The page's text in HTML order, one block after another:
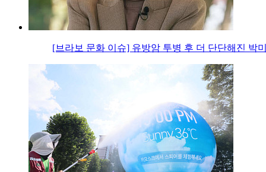
[브라보 문화 이슈] 유방암 투병 후 더 단단해진 박